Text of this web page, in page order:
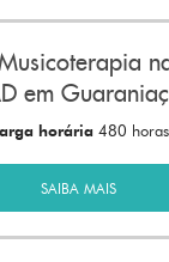
em
horária 480 horas
SAIBA MAIS